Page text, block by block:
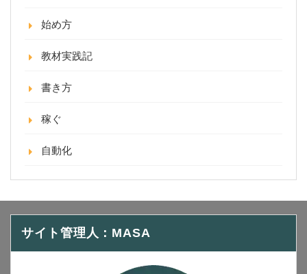
始め方
教材実践記
書き方
稼ぐ
自動化
サイト管理人：MASA